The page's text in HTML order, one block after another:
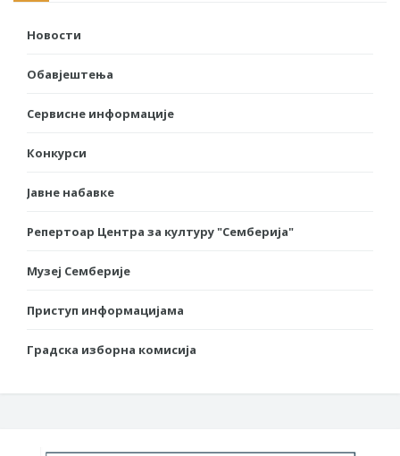
Новости
Обавјештења
Сервисне информације
Конкурси
Јавне набавке
Репертоар Центра за културу "Семберија"
Музеј Семберије
Приступ информацијама
Градска изборна комисија